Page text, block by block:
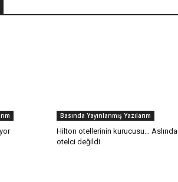
Basında Yayınlanmış Yazılarım
Hilton otellerinin kurucusu… Aslında
otelci değildi